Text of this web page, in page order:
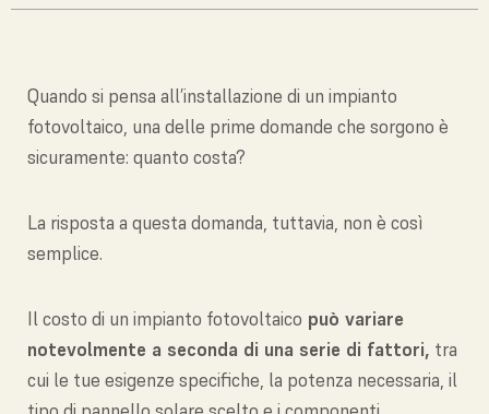
Quando si pensa all’installazione di un impianto
fotovoltaico, una delle prime domande che sorgono è
sicuramente: quanto costa?
La risposta a questa domanda, tuttavia, non è così
semplice.
Il costo di un impianto fotovoltaico può variare
notevolmente a seconda di una serie di fattori, tra
cui le tue esigenze specifiche, la potenza necessaria, il